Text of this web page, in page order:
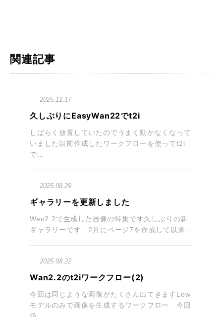
関連記事
2025.11.17
久しぶりにEasyWan22でt2i
しばらく放置していたのでうまく動かなくなって
いました以前作成したワークフローを使ってt2i
で...
2025.08.29
ギャラリーを更新しました
Wan2.2で生成した画像の特集です久しぶりの新
ギャラリーです 2月にページ7を作成して以来...
2025.08.22
Wan2.2のt2iワークフロー(2)
今回は同じような画像がたくさん出てきますLow
モデルのみで画像を生成するワークフロー 今回